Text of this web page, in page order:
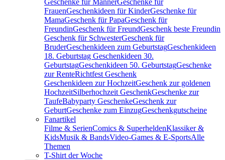
Geschenke für MännerGeschenke für
FrauenGeschenkideen für KinderGeschenke für
MamaGeschenk für PapaGeschenk für
FreundinGeschenk für FreundGeschenk beste Freundin
Geschenk für SchwesterGeschenk für
BruderGeschenkideen zum GeburtstagGeschenkideen
18. Geburtstag Geschenkideen 30.
GeburtstagGeschenkideen 50. GeburtstagGeschenke
zur RenteRichtfest Geschenk
Geschenkideen zur HochzeitGeschenk zur goldenen
HochzeitSilberhochzeit GeschenkGeschenke zur
TaufeBabyparty GeschenkeGeschenk zur
GeburtGeschenke zum EinzugGeschenkgutscheine
Fanartikel
Filme & SerienComics & SuperheldenKlassiker &
KidsMusik & BandsVideo-Games & E-SportsAlle
Themen
T-Shirt der Woche